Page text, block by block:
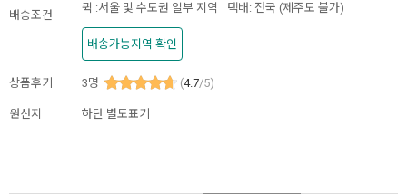
배송조건
퀵 :서울 및 수도권 일부 지역
배송가능지역 확인
택배: 전국 (제주도 불가)
상품후기 3명 (4.7/5)
원산지 하단 별도표기